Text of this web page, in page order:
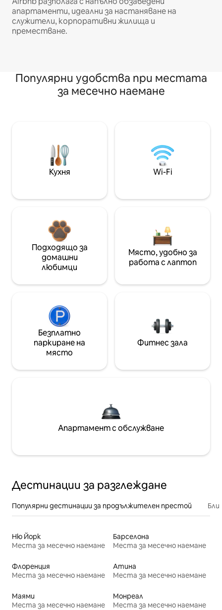
апартаменти, идеални за настаняване на
служители, корпоративни жилища и
преместване.
Популярни удобства при местата
за месечно наемане
Кухня Wi-Fi
Подходящо за
домашни
любимци
Място, удобно за
работа с лаптоп
Безплатно
паркиране на
място
Фитнес зала
Апартамент с обслужване
Дестинации за разглеждане
Популярни дестинации за продължителен престой
Ню Йорк
Места за месечно наемане
Барселона
Места за месечно наемане
Флоренция
Места за месечно наемане
Атина
Места за месечно наемане
Маями
Места за месечно наемане
Монреал
Места за месечно наемане